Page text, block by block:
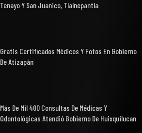
Tenayo Y San Juanico, Tlalnepantla
Gratis Certificados Médicos Y Fotos En Gobierno
De Atizapán
Más De Mil 400 Consultas De Médicas Y
Odontológicas Atendió Gobierno De Huixquilucan